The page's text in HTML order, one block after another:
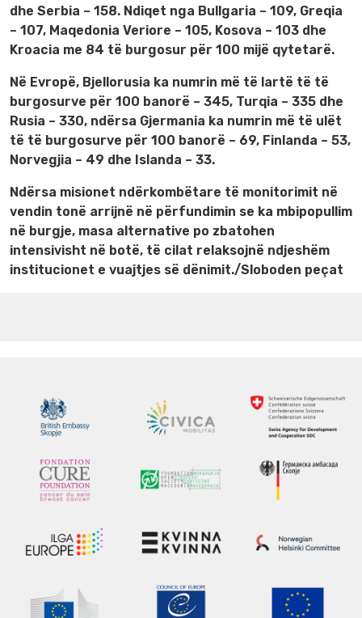
dhe Serbia – 158. Ndiqet nga Bullgaria – 109, Greqia
– 107, Maqedonia Veriore – 105, Kosova – 103 dhe
Kroacia me 84 të burgosur për 100 mijë qytetarë.
Në Evropë, Bjellorusia ka numrin më të lartë të të
burgosurve për 100 banorë – 345, Turqia – 335 dhe
Rusia – 330, ndërsa Gjermania ka numrin më të ulët
të të burgosurve për 100 banorë – 69, Finlanda – 53,
Norvegjia – 49 dhe Islanda – 33.
Ndërsa misionet ndërkombëtare të monitorimit në
vendin tonë arrijnë në përfundimin se ka mbipopullim
në burgje, masa alternative po zbatohen
intensivisht në botë, të cilat relaksojnë ndjeshëm
institucionet e vuajtjes së dënimit./Sloboden peçat